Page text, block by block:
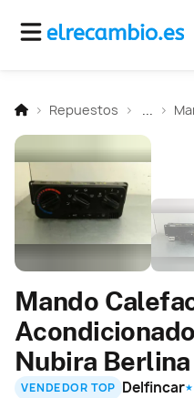
Repuestos
Mando
Nubira Berlina
VENDEDOR TOP Delfincar